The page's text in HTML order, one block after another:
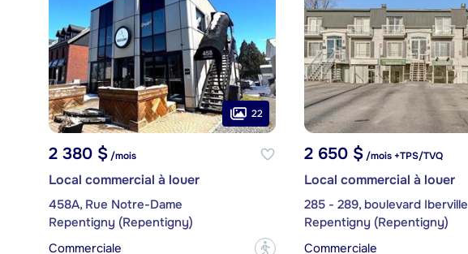
22
2 380 $/mois
Local commercial à louer
458A, Rue Notre-Dame
Repentigny (Repentigny)
Commerciale
?
2 650 $/mois +TPS/TVQ
Local commercial à louer
285 - 289, boulevard Iberville
Repentigny (Repentigny)
Commerciale